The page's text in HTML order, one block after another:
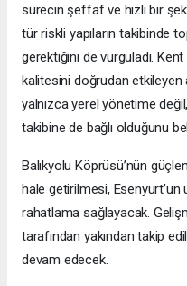
sürecin şeffaf ve hızlı bir
tür riskli yapıların takibinde
gerektiğini de vurguladı.
kalitesini doğrudan etkileyen
yalnızca yerel yönetime
takibine de bağlı olduğunu
Balıkyolu Köprüsü’nün
hale getirilmesi, Esenyurt’un
rahatlama sağlayacak.
tarafından yakından takip
devam edecek.